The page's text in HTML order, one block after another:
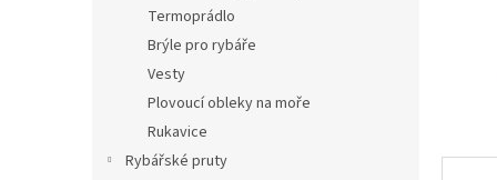
Termoprádlo
Brýle pro rybáře
Vesty
Plovoucí obleky na moře
Rukavice
Rybářské pruty